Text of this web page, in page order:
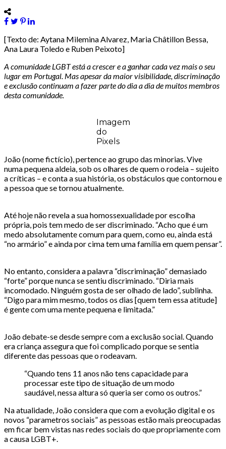
[Texto de: Aytana Milemina Alvarez, Maria Châtillon Bessa,
Ana Laura Toledo e Ruben Peixoto]
A comunidade LGBT está a crescer e a ganhar cada vez mais o seu
lugar em Portugal. Mas apesar da maior visibilidade, discriminação
e exclusão continuam a fazer parte do dia a dia de muitos membros
desta comunidade.
Imagem
do
Pixels
João (nome fictício), pertence ao grupo das minorias. Vive
numa pequena aldeia, sob os olhares de quem o rodeia – sujeito
a críticas – e conta a sua história, os obstáculos que contornou e
a pessoa que se tornou atualmente.
Até hoje não revela a sua homossexualidade por escolha
própria, pois tem medo de ser discriminado. “Acho que é um
medo absolutamente comum para quem, como eu, ainda está
“no armário” e ainda por cima tem uma família em quem pensar”.
No entanto, considera a palavra “discriminação” demasiado
“forte” porque nunca se sentiu discriminado. “Diria mais
incomodado. Ninguém gosta de ser olhado de lado”, sublinha.
“Digo para mim mesmo, todos os dias [quem tem essa atitude]
é gente com uma mente pequena e limitada.”
João debate-se desde sempre com a exclusão social. Quando
era criança assegura que foi complicado porque se sentia
diferente das pessoas que o rodeavam.
“Quando tens 11 anos não tens capacidade para
processar este tipo de situação de um modo
saudável, nessa altura só queria ser como os outros.”
Na atualidade, João considera que com a evolução digital e os
novos “parametros sociais” as pessoas estão mais preocupadas
em ficar bem vistas nas redes sociais do que propriamente com
a causa LGBT+.